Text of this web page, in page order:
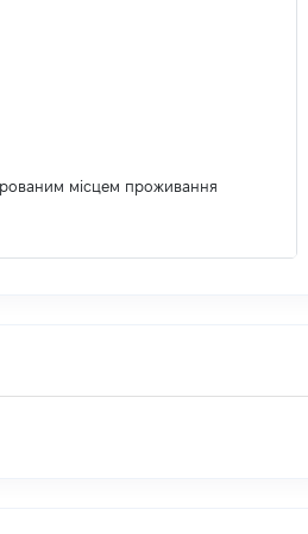
місцем проживання